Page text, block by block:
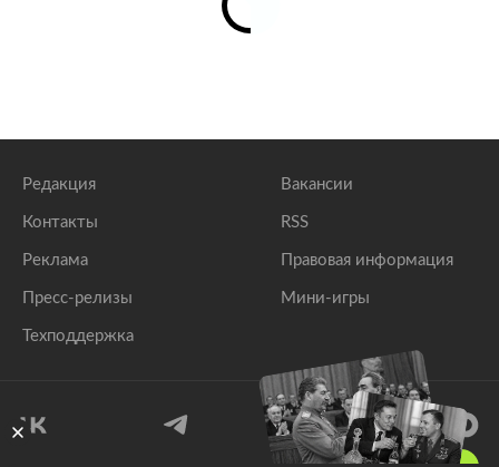
Редакция
Контакты
Реклама
Пресс-релизы
Техподдержка
Вакансии
RSS
Правовая информация
Мини-игры